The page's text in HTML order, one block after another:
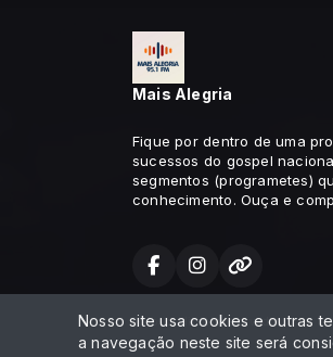
Mais Alegria
Fique por dentro de uma
sucessos do gospel
segmentos (programetes)
conhecimento. Ouça e
Todos os direitos reservados.
Nosso site usa cookies e outras
a navegação neste site será